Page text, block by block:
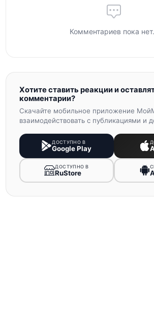
Комментариев пока
Хотите ставить реакции и
комментарии?
Скачайте мобильное приложение
взаимодействовать с публикациями и
ДОСТУПНО В
Google Play
ДОСТУПНО В
RuStore